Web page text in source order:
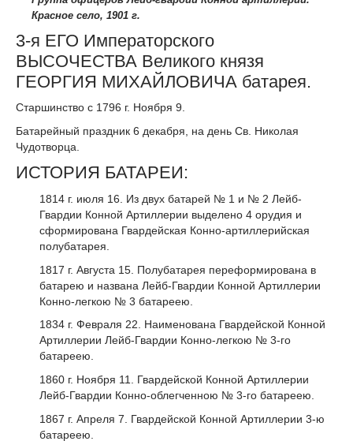
Красное село, 1901 г.
3-я ЕГО Императорского
ВЫСОЧЕСТВА Великого князя
ГЕОРГИЯ МИХАЙЛОВИЧА батарея.
Старшинство с 1796 г. Ноября 9.
Батарейный праздник 6 декабря, на день Св. Николая
Чудотворца.
ИСТОРИЯ БАТАРЕИ:
1814 г. июля 16. Из двух батарей № 1 и № 2 Лейб-
Гвардии Конной Артиллерии выделено 4 орудия и
сформирована Гвардейская Конно-артиллерийская
полубатарея.
1817 г. Августа 15. Полубатарея переформирована в
батарею и названа Лейб-Гвардии Конной Артиллерии
Конно-легкою № 3 батареею.
1834 г. Февраля 22. Наименована Гвардейской Конной
Артиллерии Лейб-Гвардии Конно-легкою № 3-го
батареею.
1860 г. Ноября 11. Гвардейской Конной Артиллерии
Лейб-Гвардии Конно-облегченною № 3-го батареею.
1867 г. Апреля 7. Гвардейской Конной Артиллерии 3-ю
батареею.